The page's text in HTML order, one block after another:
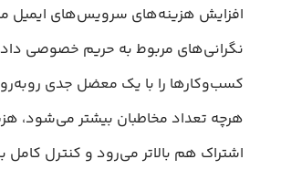
افزایش هزینه‌های سرویس‌های ایمیل
نگرانی‌های مربوط به حریم خصوصی
کسب‌وکارها را با یک معضل جدی
هرچه تعداد مخاطبان بیشتر می‌شود،
اشتراک هم بالاتر می‌رود و کنترل کامل